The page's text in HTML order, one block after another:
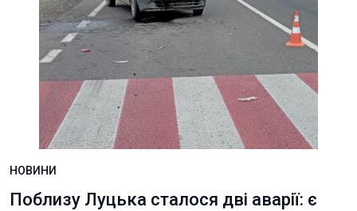
НОВИНИ
Поблизу Луцька сталося дві аварії: є